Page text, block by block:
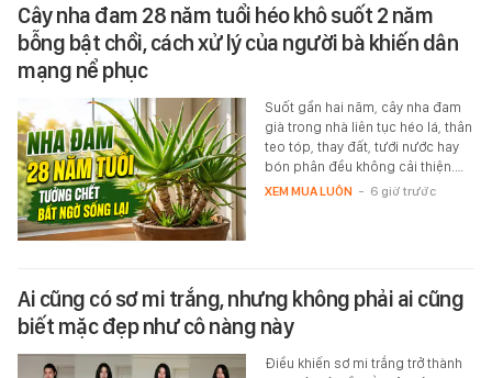
Cây nha đam 28 năm tuổi héo khô suốt 2 năm
bỗng bật chồi, cách xử lý của người bà khiến dân
mạng nể phục
Suốt gần hai năm, cây nha đam
già trong nhà liên tục héo lá, thân
teo tóp, thay đất, tưới nước hay
bón phân đều không cải thiện.…
XEM MUA LUÔN - 6 giờ trước
Ai cũng có sơ mi trắng, nhưng không phải ai cũng
biết mặc đẹp như cô nàng này
Điều khiến sơ mi trắng trở thành